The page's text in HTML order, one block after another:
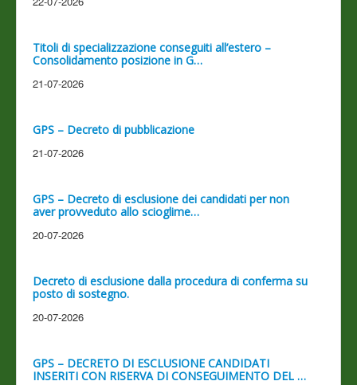
Titoli di specializzazione conseguiti all’estero –
Consolidamento posizione in G…
21-07-2026
GPS – Decreto di pubblicazione
21-07-2026
GPS – Decreto di esclusione dei candidati per non
aver provveduto allo scioglime…
20-07-2026
Decreto di esclusione dalla procedura di conferma su
posto di sostegno.
20-07-2026
GPS – DECRETO DI ESCLUSIONE CANDIDATI
INSERITI CON RISERVA DI CONSEGUIMENTO DEL …